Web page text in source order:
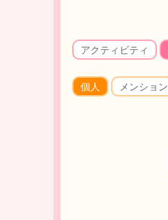
アクティビティ
個人 メンション